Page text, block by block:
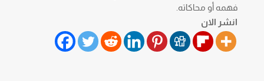
فهمه أو محاكاته.
انشر الان